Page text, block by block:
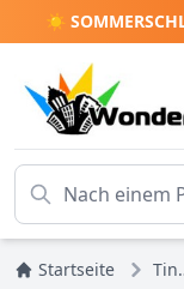
☀️
Startseite